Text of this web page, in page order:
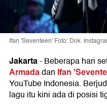
Ifan 'Seventeen' Foto: Dok.
Jakarta- Beberapa hari
Armadadan Ifan
YouTube Indonesia.
lagu itu kini ada di posisi